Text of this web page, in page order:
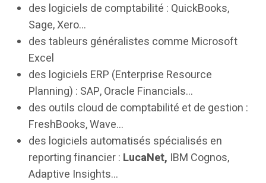
des logiciels de comptabilité : QuickBooks,
Sage, Xero…
des tableurs généralistes comme Microsoft
Excel
des logiciels ERP (Enterprise Resource
Planning) : SAP, Oracle Financials…
des outils cloud de comptabilité et de gestion :
FreshBooks, Wave…
des logiciels automatisés spécialisés en
reporting financier : LucaNet, IBM Cognos,
Adaptive Insights…